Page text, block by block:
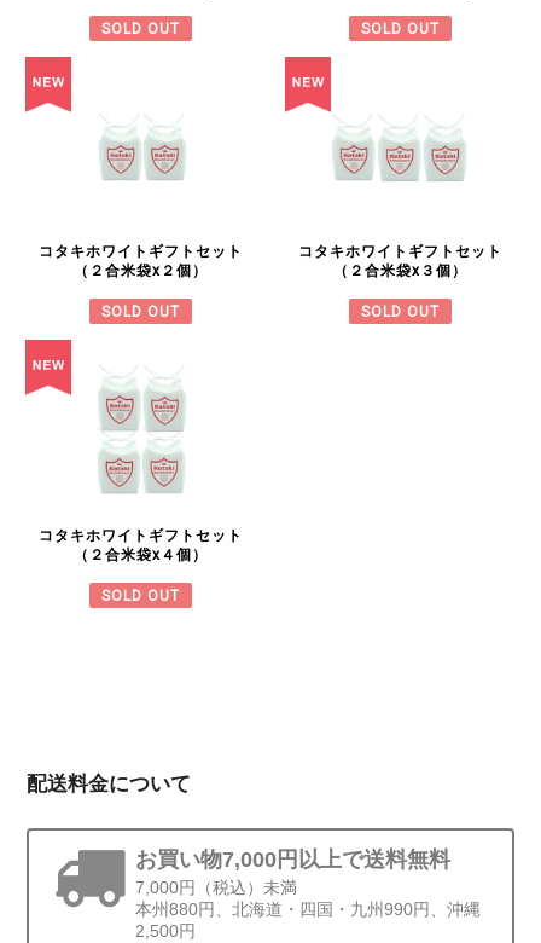
SOLD OUT SOLD OUT
コタキホワイトギフトセット
（２合米袋x２個）
SOLD OUT
コタキホワイトギフトセット
（２合米袋x３個）
SOLD OUT
コタキホワイトギフトセット
（２合米袋x４個）
SOLD OUT
配送料金について
お買い物7,000円以上で送料無料
7,000円（税込）未満
本州880円、北海道・四国・九州990円、沖縄
2,500円